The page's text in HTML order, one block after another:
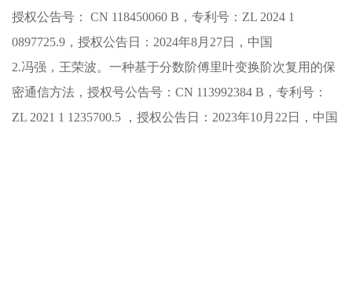
授权公告号： CN 118450060 B，专利号：ZL 2024 1
0897725.9，授权公告日：2024年8月27日，中国
2.冯强，王荣波。一种基于分数阶傅里叶变换阶次复用的保
密通信方法，授权号公告号：CN 113992384 B，专利号：
ZL 2021 1 1235700.5 ，授权公告日：2023年10月22日，中国